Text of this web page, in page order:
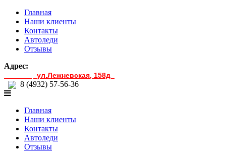
Главная
Наши клиенты
Контакты
Автоледи
Отзывы
Адрес:
ул.Лежневская, 158д
8 (4932) 57-56-36
Главная
Наши клиенты
Контакты
Автоледи
Отзывы